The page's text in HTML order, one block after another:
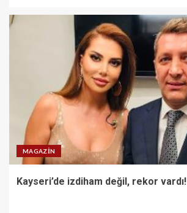
MAGAZIN
Kayseri’de izdiham değil, rekor vardı!